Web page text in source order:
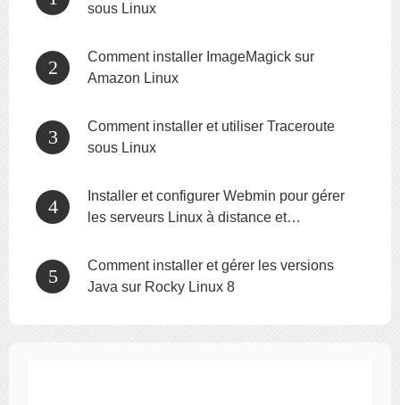
sous Linux
Comment installer ImageMagick sur
Amazon Linux
Comment installer et utiliser Traceroute
sous Linux
Installer et configurer Webmin pour gérer
les serveurs Linux à distance et
Comment installer et gérer les versions
Java sur Rocky Linux 8